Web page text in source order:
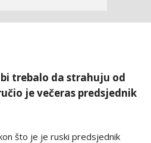
trebalo da strahuju od
je večeras predsjednik
što je je ruski predsjednik